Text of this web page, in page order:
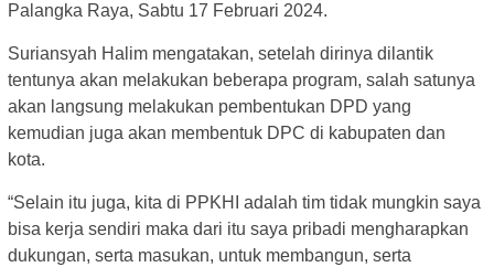
Palangka Raya, Sabtu 17 Februari 2024.
Suriansyah Halim mengatakan, setelah dirinya dilantik
tentunya akan melakukan beberapa program, salah satunya
akan langsung melakukan pembentukan DPD yang
kemudian juga akan membentuk DPC di kabupaten dan
kota.
“Selain itu juga, kita di PPKHI adalah tim tidak mungkin saya
bisa kerja sendiri maka dari itu saya pribadi mengharapkan
dukungan, serta masukan, untuk membangun, serta